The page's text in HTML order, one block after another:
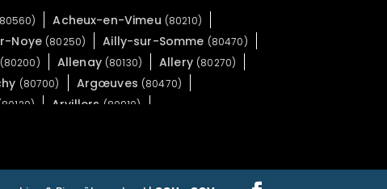
Acheux-en-Vimeu (80210)
Noye (80250) Ailly-sur-Somme (80470)
(80200) Allenay (80130) Allery (80270)
(80700) Argœuves (80470)
Arvillers (80910)
(80490) Baizieux(80300)